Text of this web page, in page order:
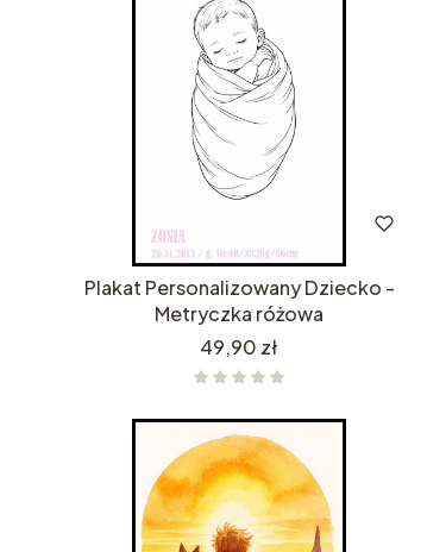
Plakat Personalizowany Dziecko -
Metryczka różowa
Cena
49,90 zł